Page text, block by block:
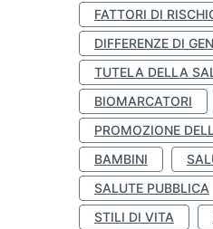
FATTORI DI
DIFFERENZE DI
TUTELA DELLA
BIOMARCATORI
PROMOZIONE
BAMBINI
SALUTE PUBBLICA
STILI DI VITA